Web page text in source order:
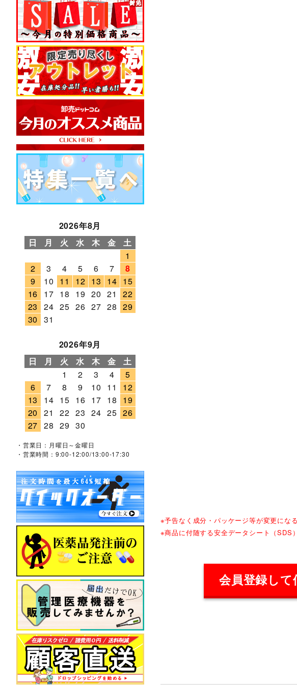
※予告なく成分・パッケージ等が変更にな
※商品に付随する安全データシート（SDS
会員登録して
2026年8月
日
月 火 水 木 金
土
1
2
3 4 5 6 7
8
9
10 11 12 13 14 15
16
17 18 19 20 21
22
23
24 25 26 27 28 29
30
31
2026年9月
日
月 火 水 木 金
土
1
2 3 4
5
6
7 8 9 10 11
12
13
14 15 16 17 18
19
20
21 22 23 24 25 26
27 28 29 30
・営業日：月曜日～金曜日
・営業時間：9:00-12:00/13:00-17:30